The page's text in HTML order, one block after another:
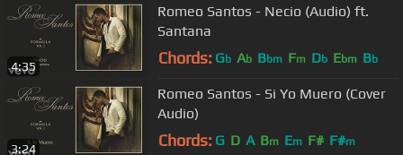
4:35
Romeo Santos - Necio (Audio) ft.
Santana
Chords: Gb Ab Bbm Fm Db Ebm Bb
3:24
Romeo Santos - Si Yo Muero (Cover
Audio)
Chords: G D A Bm Em F# F#m